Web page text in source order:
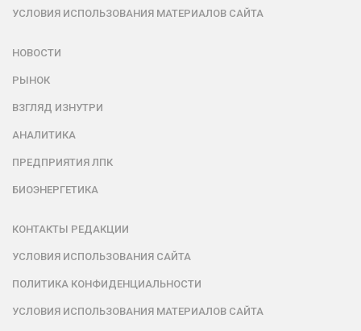
УСЛОВИЯ ИСПОЛЬЗОВАНИЯ МАТЕРИАЛОВ САЙТА
НОВОСТИ
РЫНОК
ВЗГЛЯД ИЗНУТРИ
АНАЛИТИКА
ПРЕДПРИЯТИЯ ЛПК
БИОЭНЕРГЕТИКА
КОНТАКТЫ РЕДАКЦИИ
УСЛОВИЯ ИСПОЛЬЗОВАНИЯ САЙТА
ПОЛИТИКА КОНФИДЕНЦИАЛЬНОСТИ
УСЛОВИЯ ИСПОЛЬЗОВАНИЯ МАТЕРИАЛОВ САЙТА